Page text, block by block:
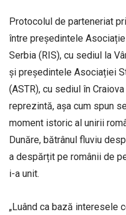
Protocolul de parteneriat
între președintele
Serbia (RIS), cu sediul la
și președintele Asociației
(ASTR), cu sediul în
reprezintă, așa cum spun
moment istoric al unirii
Dunăre, bătrânul fluviu
a despărțit pe românii de
i-a unit.
„Luând ca bază interesele